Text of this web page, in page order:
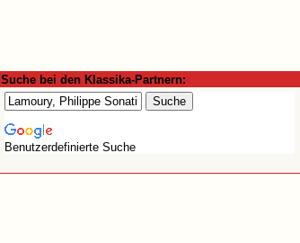
Suche bei den Klassika-Partnern:
Benutzerdefinierte Suche